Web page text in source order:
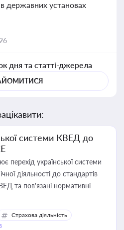
державних установах
дня та статті-джерела
системи КВЕД до
перехід української системи
діяльності до стандартів
та пов'язані нормативні
Страхова діяльність